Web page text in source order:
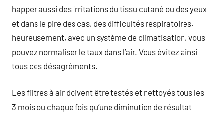
happer aussi des irritations du tissu cutané ou des yeux
et dans le pire des cas, des difficultés respiratoires.
heureusement, avec un système de climatisation, vous
pouvez normaliser le taux dans l’air. Vous évitez ainsi
tous ces désagréments.
Les filtres à air doivent être testés et nettoyés tous les
3 mois ou chaque fois qu’une diminution de résultat